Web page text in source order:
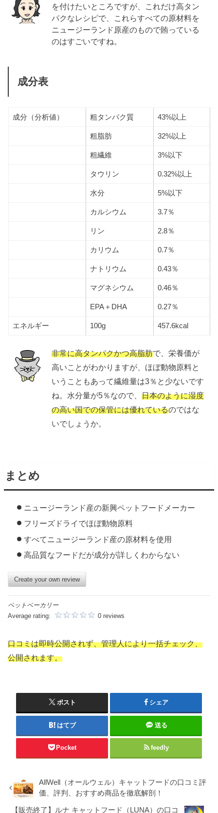
を付けたいところですが、これだけ高タン
パクなレシピで、これらすべての原材料を
ニュージーランド原産のもので賄っている
のはすごいですね。
成分表
成分（分析値） 粗タンパク質 43%以上
粗脂肪 32%以上
粗繊維 3%以下
タウリン 0.32%以上
水分 5%以下
カルシウム 3.7％
リン 2.8％
カリウム 0.7％
ナトリウム 0.43％
マグネシウム 0.46％
EPA＋DHA 0.27％
エネルギー 100g 457.6kcal
非常に高タンパクかつ高脂肪で、栄養価が
高いことがわかりますが、ほぼ動物原料と
いうこともあって繊維量は3％と少ないです
ね。水分量が5％なので、日本のように湿度
の高い国での保管には優れているのではな
いでしょうか。
まとめ
ニュージーランド産の新興ペットフードメーカー
フリーズドライでほぼ動物原料
すべてニュージーランド産の原材料を使用
高品質なフードだが成分が詳しくわからない
Create your own review
ペットベーカリー
Average rating:
0 reviews
口コミは即時公開されず、管理人により一括チェック、
公開されます。
ポスト シェア
はてブ 送る
Pocket feedly
AllWell（オールウェル）キャットフードの口コミ評
価、評判、おすすめ商品を徹底解剖！
【販売終了】ルナ キャットフード（LUNA）の口コ